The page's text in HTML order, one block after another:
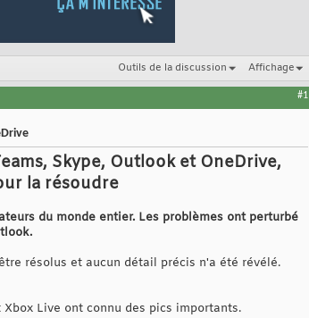
Outils de la discussion Affichage
#1
Skype, Outlook et OneDrive,
la résoudre
du monde entier. Les problèmes ont perturbé
résolus et aucun détail précis n'a été révélé.
Live ont connu des pics importants.